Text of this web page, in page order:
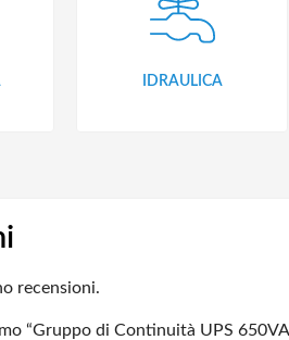
IDRAULICA
recensioni.
“Gruppo di Continuità UPS